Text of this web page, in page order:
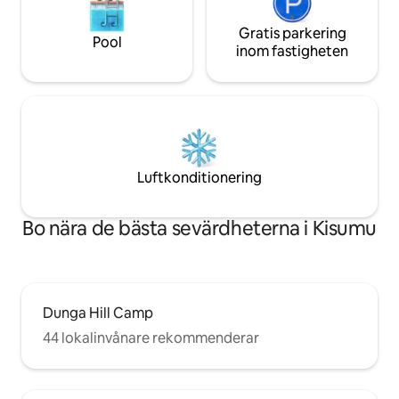
Pool
Gratis parkering
inom fastigheten
Luftkonditionering
Bo nära de bästa sevärdheterna i Kisumu
Dunga Hill Camp
44 lokalinvånare rekommenderar